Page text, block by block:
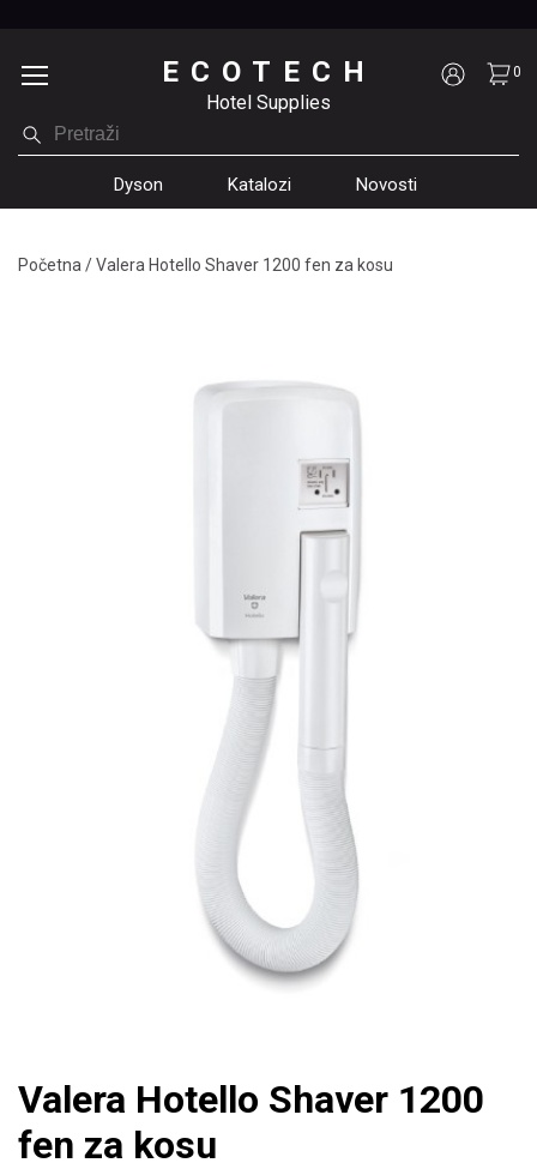
Dyson Katalozi Novosti
ECOTECH
Hotel Supplies
0
Početna /Valera Hotello Shaver 1200 fen za kosu
Valera Hotello Shaver 1200
fen za kosu